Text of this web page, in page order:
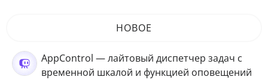
НОВОЕ
AppControl — лайтовый диспетчер задач с
временной шкалой и функцией оповещений